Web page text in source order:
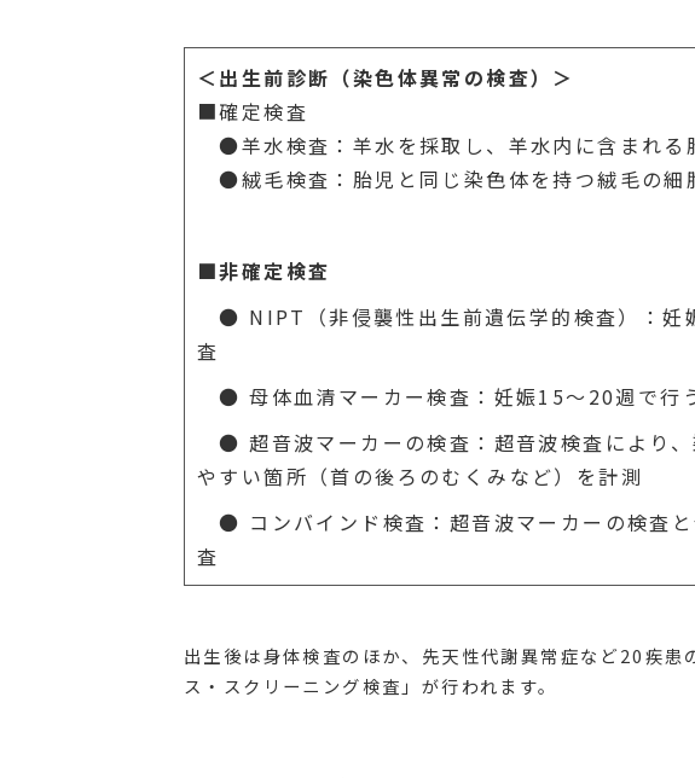
＜出生前診断（染色体異常の検査）＞
■確定検査
●羊水検査：羊水を採取し、羊水内に含まれる
●絨毛検査：胎児と同じ染色体を持つ絨毛の細
■非確定検査
● NIPT（非侵襲性出生前遺伝学的検査）：妊
査
● 母体血清マーカー検査：妊娠15～20週で行
● 超音波マーカーの検査：超音波検査により
やすい箇所（首の後ろのむくみなど）を計測
● コンバインド検査：超音波マーカーの検査
査
出生後は身体検査のほか、先天性代謝異常症など20疾患
ス・スクリーニング検査」が行われます。